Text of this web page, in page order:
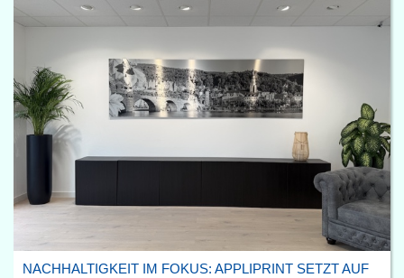
NACHHALTIGKEIT IM FOKUS: APPLIPRINT SETZT AUF